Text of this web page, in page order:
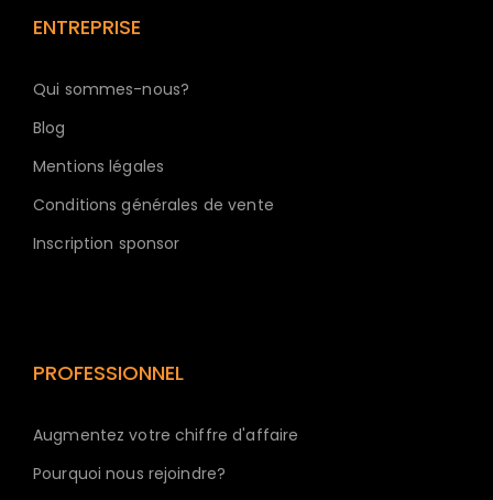
ENTREPRISE
Qui sommes-nous?
Blog
Mentions légales
Conditions générales de vente
Inscription sponsor
PROFESSIONNEL
Augmentez votre chiffre d'affaire
Pourquoi nous rejoindre?